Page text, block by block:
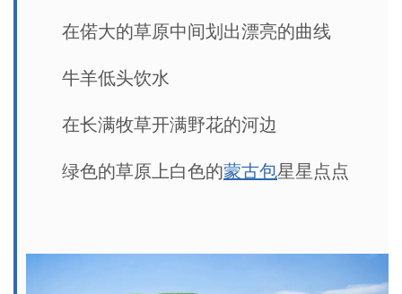
在偌大的草原中间划出漂亮的曲线
牛羊低头饮水
在长满牧草开满野花的河边
绿色的草原上白色的蒙古包星星点点